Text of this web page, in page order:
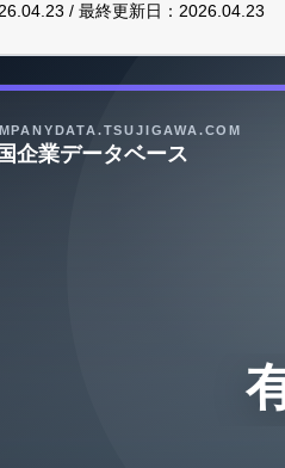
/ 最終更新日：2026.04.23